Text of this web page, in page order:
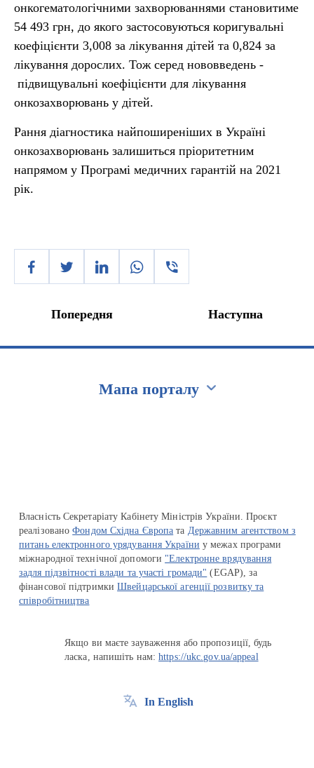
онкогематологічними захворюваннями становитиме
54 493 грн, до якого застосовуються коригувальні
коефіцієнти 3,008 за лікування дітей та 0,824 за
лікування дорослих. Тож серед нововведень -
підвищувальні коефіцієнти для лікування
онкозахворювань у дітей.
Рання діагностика найпоширеніших в Україні
онкозахворювань залишиться пріоритетним
напрямом у Програмі медичних гарантій на 2021
рік.
Попередня Наступна
Мапа порталу
Власність Секретаріату Кабінету Міністрів України. Проєкт
реалізованоФондом Східна Європа та Державним агентством з
питань електронного урядування України у межах програми
міжнародної технічної допомоги "Електронне врядування
задля підзвітності влади та участі громади" (EGAP), за
фінансової підтримкиШвейцарської агенції розвитку та
співробітництва
Якщо ви маєте зауваження або пропозиції, будь
ласка, напишіть нам:https://ukc.gov.ua/appeal
In English